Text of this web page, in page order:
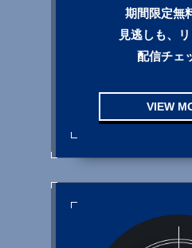
期間限定無
見逃しも、
配信チェ
VIEW